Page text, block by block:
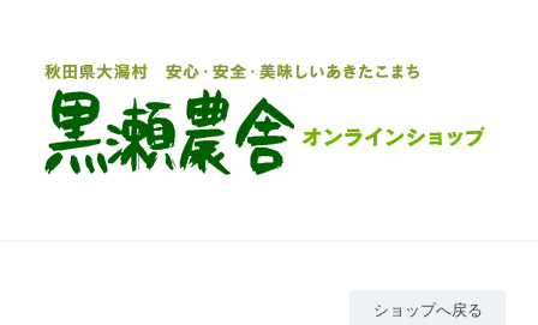
ショップへ戻る